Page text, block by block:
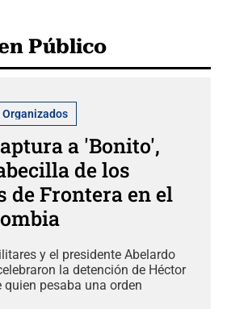
Público
Organizados
a 'Bonito',
de los
de Frontera en el
y el presidente Abelardo
la detención de Héctor
quien pesaba una orden